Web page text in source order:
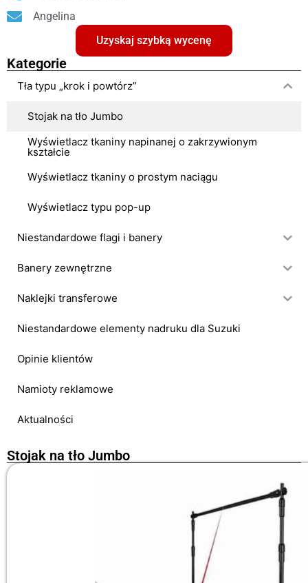
Angelina
Uzyskaj szybką wycenę
Kategorie
Tła typu „krok i powtórz”
Stojak na tło Jumbo
Wyświetlacz tkaniny napinanej o zakrzywionym
kształcie
Wyświetlacz tkaniny o prostym naciągu
Wyświetlacz typu pop-up
Niestandardowe flagi i banery
Banery zewnętrzne
Naklejki transferowe
Niestandardowe elementy nadruku dla Suzuki
Opinie klientów
Namioty reklamowe
Aktualności
Stojak na tło Jumbo